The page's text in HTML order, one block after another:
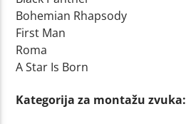
Bohemian Rhapsody
First Man
Roma
A Star Is Born
Kategorija za montažu zvuka: